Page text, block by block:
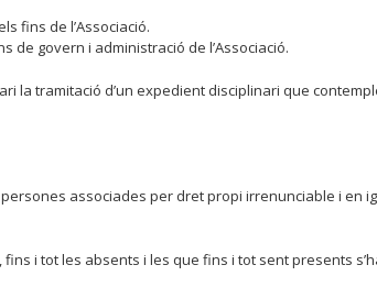
fins de l’Associació.
govern i administració de l’Associació.
la tramitació d’un expedient disciplinari que
associades per dret propi irrenunciable i en
i tot les absents i les que fins i tot sent presents